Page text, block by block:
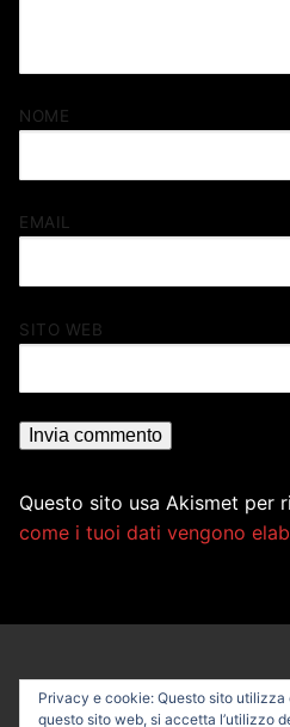
NOME
EMAIL
SITO WEB
Questo sito usa Akismet per
come i tuoi dati vengono
Privacy e cookie: Questo sito
questo sito web, si accetta l’utilizzo